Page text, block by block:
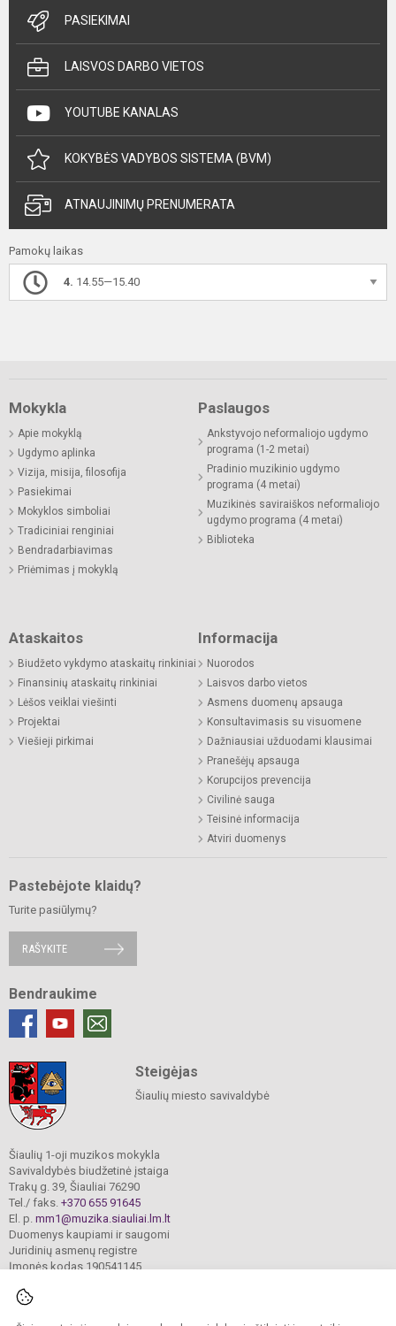
PASIEKIMAI
LAISVOS DARBO VIETOS
YOUTUBE KANALAS
KOKYBĖS VADYBOS SISTEMA (BVM)
ATNAUJINIMŲ PRENUMERATA
Pamokų laikas
4. 14.55—15.40
Mokykla
Apie mokyklą
Ugdymo aplinka
Vizija, misija, filosofija
Pasiekimai
Mokyklos simboliai
Tradiciniai renginiai
Bendradarbiavimas
Priėmimas į mokyklą
Paslaugos
Ankstyvojo neformaliojo ugdymo
programa (1-2 metai)
Pradinio muzikinio ugdymo
programa (4 metai)
Muzikinės saviraiškos neformaliojo
ugdymo programa (4 metai)
Biblioteka
Ataskaitos
Biudžeto vykdymo ataskaitų rinkiniai
Finansinių ataskaitų rinkiniai
Lėšos veiklai viešinti
Projektai
Viešieji pirkimai
Informacija
Nuorodos
Laisvos darbo vietos
Asmens duomenų apsauga
Konsultavimasis su visuomene
Dažniausiai užduodami klausimai
Pranešėjų apsauga
Korupcijos prevencija
Civilinė sauga
Teisinė informacija
Atviri duomenys
Pastebėjote klaidų?
Turite pasiūlymų?
RAŠYKITE
Bendraukime
Steigėjas
Šiaulių miesto savivaldybė
Šiaulių 1-oji muzikos mokykla
Savivaldybės biudžetinė įstaiga
Trakų g. 39, Šiauliai 76290
Tel./ faks. +370 655 91645
El. p. mm1@muzika.siauliai.lm.lt
Duomenys kaupiami ir saugomi
Juridinių asmenų registre
Įmonės kodas 190541145